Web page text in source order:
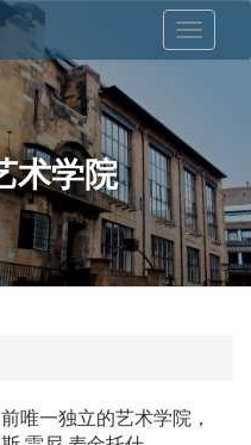
术学院
唯一独立的艺术学院，